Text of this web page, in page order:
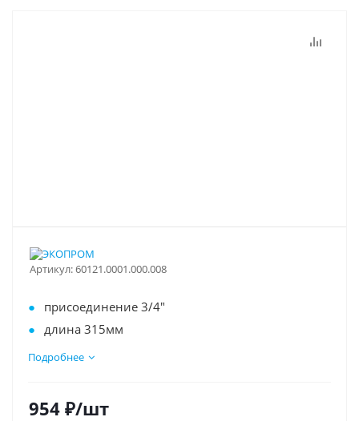
Артикул:60121.0001.000.008
присоединение 3/4"
длина 315мм
материал - технополимер
Подробнее
954 ₽/шт